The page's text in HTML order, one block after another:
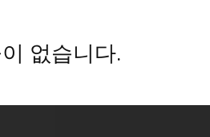
없습니다.